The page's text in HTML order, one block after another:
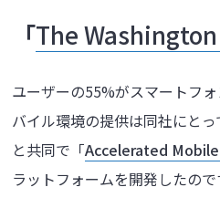
「The
ユーザーの55%がスマートフ
バイル環境の提供は同社にと
と共同で「Accelerated
ラットフォームを開発したので